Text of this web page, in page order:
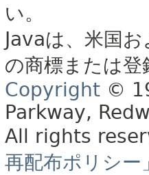
い。
Javaは、米国
の商標または登
Copyright ©
Parkway,
All rights
再配布ポリシー」